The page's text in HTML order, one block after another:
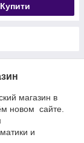
Купити
магазин в
новом сайте.
и